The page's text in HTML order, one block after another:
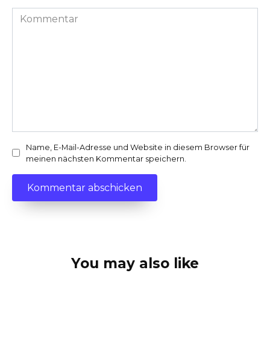
Kommentar
Name, E-Mail-Adresse und Website in diesem Browser für
meinen nächsten Kommentar speichern.
You may also like